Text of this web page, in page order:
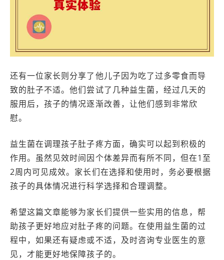
还有一位家长则分享了他儿子因为吃了过多零食而导
致的肚子不适。他们尝试了几种益生菌，经过几天的
服用后，孩子的情况逐渐改善，让他们感到非常欣
慰。
益生菌在调理孩子肚子疼方面，确实可以起到积极的
作用。虽然见效时间因个体差异而有所不同，但在1至
2周内可见成效。家长们在选择和使用时，务必要根据
孩子的具体情况进行科学选择和合理调整。
希望这篇文章能够为家长们提供一些实用的信息，帮
助孩子更好地应对肚子疼的问题。在使用益生菌的过
程中，如果还有疑虑或不适，及时咨询专业医生的意
见，才能更好地保障孩子的。